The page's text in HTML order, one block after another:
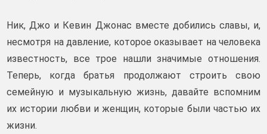
Ник, Джо и Кевин Джонас вместе добились славы, и,
несмотря на давление, которое оказывает на человека
известность, все трое нашли значимые отношения.
Теперь, когда братья продолжают строить свою
семейную и музыкальную жизнь, давайте вспомним
их истории любви и женщин, которые были частью их
жизни.